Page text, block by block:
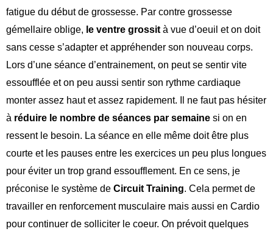
fatigue du début de grossesse. Par contre grossesse
gémellaire oblige, le ventre grossit à vue d’oeuil et on doit
sans cesse s’adapter et appréhender son nouveau corps.
Lors d’une séance d’entrainement, on peut se sentir vite
essoufflée et on peu aussi sentir son rythme cardiaque
monter assez haut et assez rapidement. Il ne faut pas hésiter
à réduire le nombre de séances par semaine si on en
ressent le besoin. La séance en elle même doit être plus
courte et les pauses entre les exercices un peu plus longues
pour éviter un trop grand essoufflement. En ce sens, je
préconise le système de Circuit Training. Cela permet de
travailler en renforcement musculaire mais aussi en Cardio
pour continuer de solliciter le coeur. On prévoit quelques